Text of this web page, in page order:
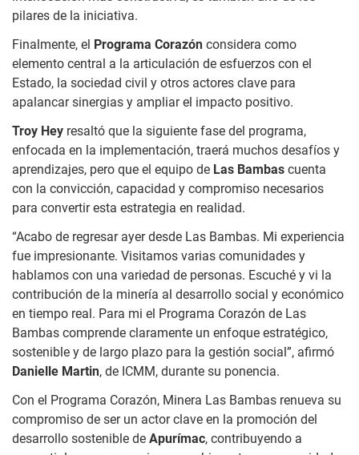
pilares de la iniciativa.
Finalmente, el Programa Corazón considera como
elemento central a la articulación de esfuerzos con el
Estado, la sociedad civil y otros actores clave para
apalancar sinergias y ampliar el impacto positivo.
Troy Hey resaltó que la siguiente fase del programa,
enfocada en la implementación, traerá muchos desafíos y
aprendizajes, pero que el equipo de Las Bambas cuenta
con la convicción, capacidad y compromiso necesarios
para convertir esta estrategia en realidad.
“Acabo de regresar ayer desde Las Bambas. Mi experiencia
fue impresionante. Visitamos varias comunidades y
hablamos con una variedad de personas. Escuché y vi la
contribución de la minería al desarrollo social y económico
en tiempo real. Para mi el Programa Corazón de Las
Bambas comprende claramente un enfoque estratégico,
sostenible y de largo plazo para la gestión social”, afirmó
Danielle Martin, de ICMM, durante su ponencia.
Con el Programa Corazón, Minera Las Bambas renueva su
compromiso de ser un actor clave en la promoción del
desarrollo sostenible de Apurímac, contribuyendo a